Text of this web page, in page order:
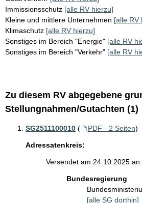
Immissionsschutz [alle RV hierzu]
Kleine und mittlere Unternehmen [alle RV
Klimaschutz [alle RV hierzu]
Sonstiges im Bereich "Energie" [alle RV
Sonstiges im Bereich "Verkehr" [alle RV
Zu diesem RV abgegebene
Stellungnahmen/Gutachten (1)
SG2511100010 ( PDF - 2 Seiten)
Adressatenkreis:
Versendet am 24.10.2025 an:
Bundesregierung
[alle SG dorthin]